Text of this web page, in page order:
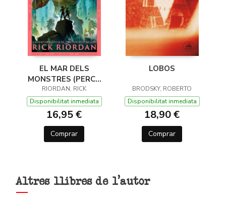
EL MAR DELS
MONSTRES (PERCY
JACKSON I ELS DÉUS
DE L'OLIMP 2)
RIORDAN, RICK
Disponibilitat inmediata
16,95 €
Comprar
LOBOS
BRODSKY, ROBERTO
Disponibilitat inmediata
18,90 €
Comprar
Altres llibres de l'autor